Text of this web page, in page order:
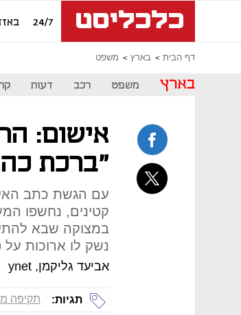
24/7
דף הבית בארץ משפט
בארץ משפט רכב דעות
אישום:
"ברכת
עם הגשת כתב
קטינים, נחשפו
במצוקה שבא
נשק לו ארוכות על
אביעד גליקמן, ynet
תגיות: תקיפה